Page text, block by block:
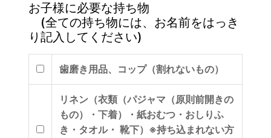
お子様に必要な持ち物
(全ての持ち物には、お名前をはっき
り記入してください)
歯磨き用品、コップ（割れないもの）
リネン（衣類（パジャマ（原則前開きの
もの）・下着）・紙おむつ・おしりふ
き・タオル・ 靴下）※持ち込まれない方